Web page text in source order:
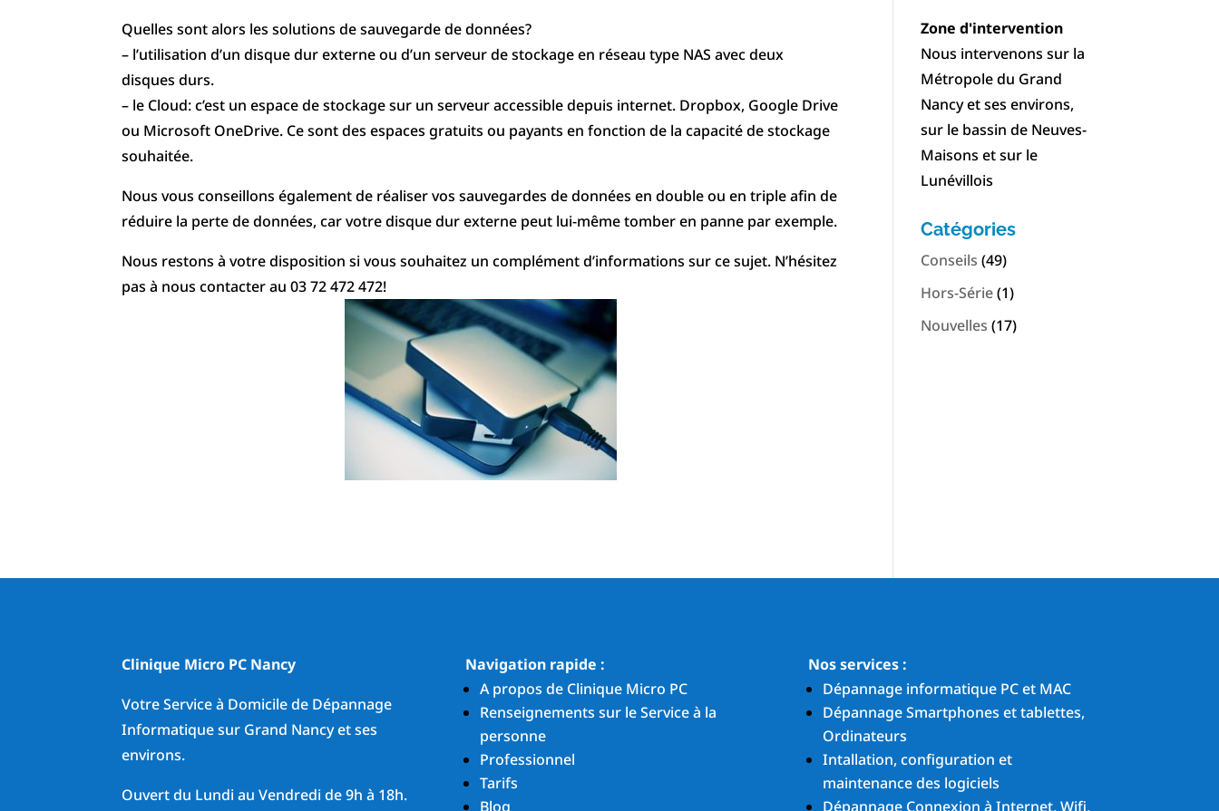
Quelles sont alors les solutions de sauvegarde de données?
– l’utilisation d’un disque dur externe ou d’un serveur de stockage en réseau type NAS avec deux
disques durs.
– le Cloud: c’est un espace de stockage sur un serveur accessible depuis internet. Dropbox, Google Drive
ou Microsoft OneDrive. Ce sont des espaces gratuits ou payants en fonction de la capacité de stockage
souhaitée.
Nous vous conseillons également de réaliser vos sauvegardes de données en double ou en triple afin de
réduire la perte de données, car votre disque dur externe peut lui-même tomber en panne par exemple.
Nous restons à votre disposition si vous souhaitez un complément d’informations sur ce sujet. N’hésitez
pas à nous contacter au 03 72 472 472!
Zone d'intervention
Nous intervenons sur la
Métropole du Grand
Nancy et ses environs,
sur le bassin de Neuves-
Maisons et sur le
Lunévillois
Catégories
Conseils (49)
Hors-Série(1)
Nouvelles (17)
Clinique Micro PC Nancy
Votre Service à Domicile de Dépannage
Informatique sur Grand Nancy et ses
environs.
Ouvert du Lundi au Vendredi de 9h à 18h.
Navigation rapide :
A propos de Clinique Micro PC
Renseignements sur le Service à la
personne
Professionnel
Tarifs
Blog
Nos services :
Dépannage informatique PC et MAC
Dépannage Smartphones et tablettes,
Ordinateurs
Intallation, configuration et
maintenance des logiciels
Dépannage Connexion à Internet, Wifi,